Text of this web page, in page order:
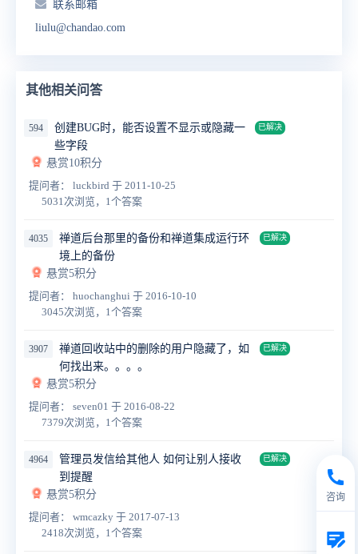
联系邮箱
liulu@chandao.com
其他相关问答
594
创建BUG时，能否设置不显示或隐藏一
些字段
已解决
悬赏10积分
提问者： luckbird 于 2011-10-25
5031次浏览，1个答案
4035
禅道后台那里的备份和禅道集成运行环
境上的备份
已解决
悬赏5积分
提问者： huochanghui 于 2016-10-10
3045次浏览，1个答案
3907
禅道回收站中的删除的用户隐藏了，如
何找出来。。。。
已解决
悬赏5积分
提问者： seven01 于 2016-08-22
7379次浏览，1个答案
4964
管理员发信给其他人 如何让别人接收
到提醒
已解决
悬赏5积分
提问者： wmcazky 于 2017-07-13
2418次浏览，1个答案
咨询